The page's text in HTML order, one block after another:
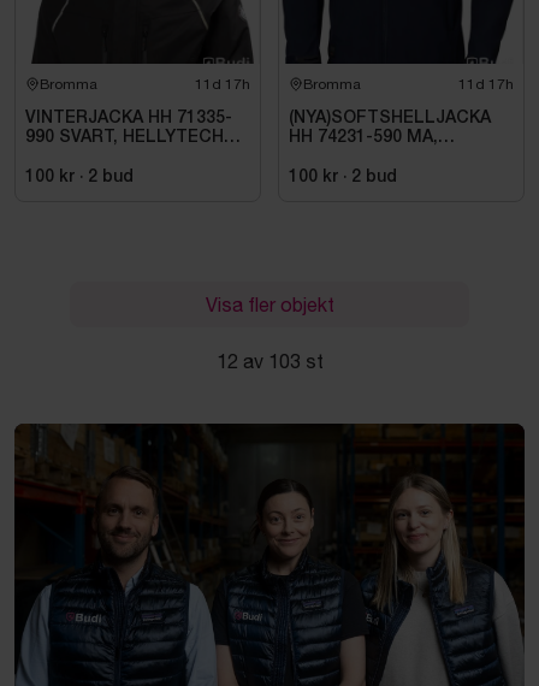
Bromma 11d 17h
VINTERJACKA HH 71335-
990 SVART, HELLYTECH
100 kr · 2 bud
Bromma 11d 17h
(NYA)SOFTSHELLJACKA
HH 74231-590 MA,
100 kr · 2 bud
Visa fler objekt
12 av 103 st